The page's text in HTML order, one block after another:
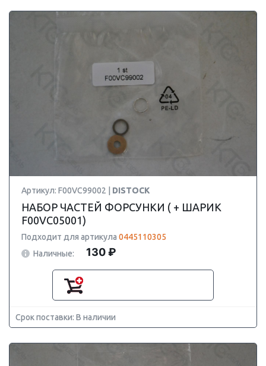
Артикул: F00VC99002 | DISTOCK
НАБОР ЧАСТЕЙ ФОРСУНКИ ( + ШАРИК
F00VC05001)
Подходит для артикула 0445110305
Наличные:
130 ₽
Срок поставки: В наличии